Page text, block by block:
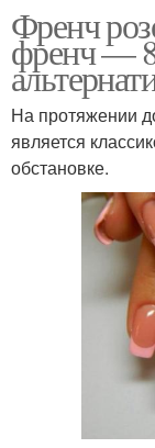
Френч
френч —
На протяжении
является
обстановке.